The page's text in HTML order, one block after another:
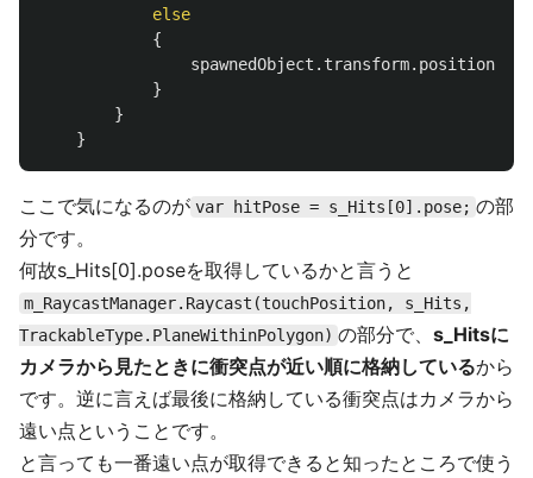
else
{
spawnedObject . transform. position
}
}
}
ここで気になるのが var hitPose = s_Hits[0].pose; の部
分です。
何故s_Hits[0].poseを取得しているかと言うと
m_RaycastManager.Raycast(touchPosition, s_Hits,
TrackableType.PlaneWithinPolygon) の部分で、 s_Hitsに
カメラから見たときに衝突点が近い順に格納しているから
です。逆に言えば最後に格納している衝突点はカメラから
遠い点ということです。
と言っても一番遠い点が取得できると知ったところで使う